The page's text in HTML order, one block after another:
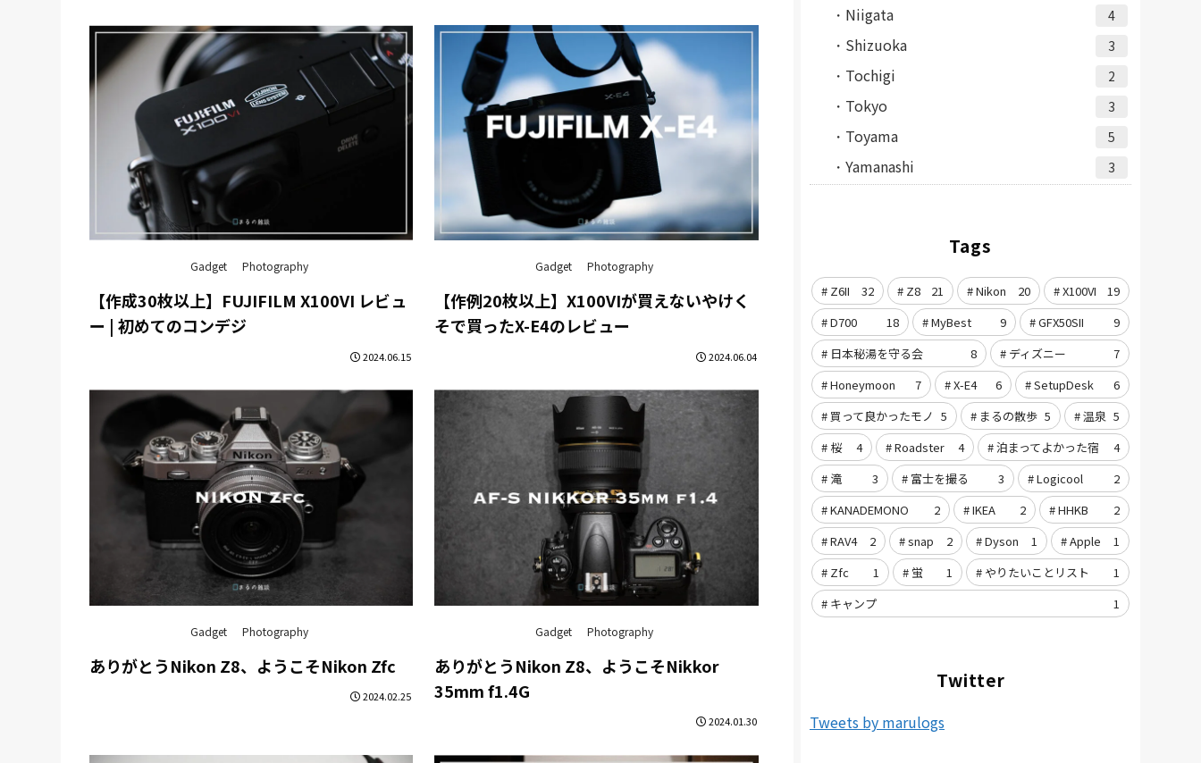
Gadget Photography
【作成30枚以上】FUJIFILM X100VI レビュ
ー | 初めてのコンデジ
2024.06.15
Gadget Photography
【作例20枚以上】X100VIが買えないやけく
そで買ったX-E4のレビュー
2024.06.04
Gadget Photography
ありがとうNikon Z8、ようこそNikon Zfc
2024.02.25
Gadget Photography
ありがとうNikon Z8、ようこそNikkor
35mm f1.4G
2024.01.30
Niigata 4
Shizuoka 3
Tochigi 2
Tokyo 3
Toyama 5
Yamanashi 3
Tags
Z6II 32 Z8 21 Nikon 20 X100VI
19
D700
18 MyBest 9 GFX50SII
9
日本秘湯を守る会
8 ディズニー
7
Honeymoon
7 X-E4 6 SetupDesk
6
買って良かったモノ 5 まるの散歩 5 温泉 5
桜
4 Roadster 4 泊まってよかった宿
4
滝
3 富士を撮る 3 Logicool
2
KANADEMONO
2 IKEA 2 HHKB
2
RAV4
2 snap 2 Dyson 1 Apple
1
Zfc
1 蛍 1 やりたいことリスト
1
キャンプ
1
Twitter
Tweets by marulogs